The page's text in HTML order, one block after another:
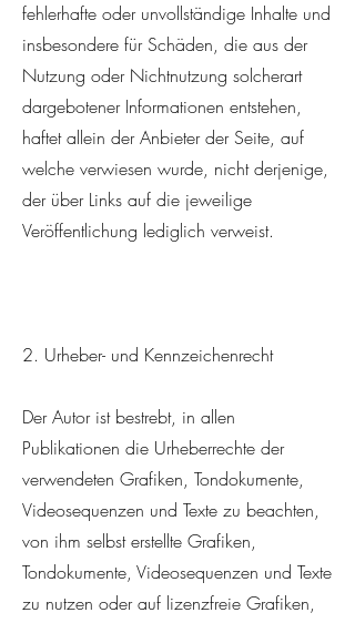
fehlerhafte oder unvollständige Inhalte und
insbesondere für Schäden, die aus der
Nutzung oder Nichtnutzung solcherart
dargebotener Informationen entstehen,
haftet allein der Anbieter der Seite, auf
welche verwiesen wurde, nicht derjenige,
der über Links auf die jeweilige
Veröffentlichung lediglich verweist.
2. Urheber- und Kennzeichenrecht
Der Autor ist bestrebt, in allen
Publikationen die Urheberrechte der
verwendeten Grafiken, Tondokumente,
Videosequenzen und Texte zu beachten,
von ihm selbst erstellte Grafiken,
Tondokumente, Videosequenzen und Texte
zu nutzen oder auf lizenzfreie Grafiken,